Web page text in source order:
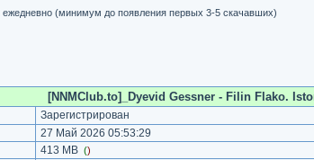
ежедневно (минимум до появления первых 3-5 скачавших)
[NNMClub.to]_Dyevid Gessner - Filin Flako.
Зарегистрирован
27 Май 2026 05:53:29
413 MB ()